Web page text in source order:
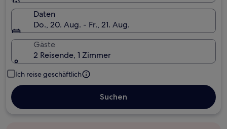
Daten
Do., 20. Aug. - Fr., 21. Aug.
Gäste
2 Reisende, 1 Zimmer
Ich reise geschäftlich
Suchen